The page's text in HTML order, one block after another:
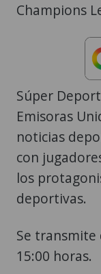
Champions
Súper
Emisoras
noticias
con
los
deportivas.
Se transmite
15:00 horas.